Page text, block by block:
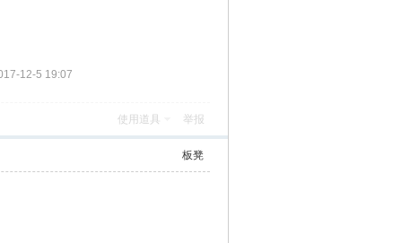
12-5 19:07
使用道具 举报
板凳